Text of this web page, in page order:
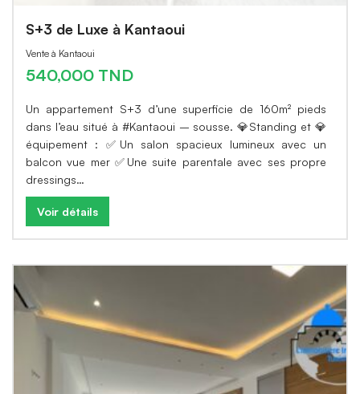
S+3 de Luxe à Kantaoui
Vente à Kantaoui
540,000 TND
Un appartement S+3 d’une superficie de 160m² pieds
dans l’eau situé à #Kantaoui – sousse. 💎Standing et 💎
équipement : ✅Un salon spacieux lumineux avec un
balcon vue mer ✅Une suite parentale avec ses propre
dressings…
Voir détails